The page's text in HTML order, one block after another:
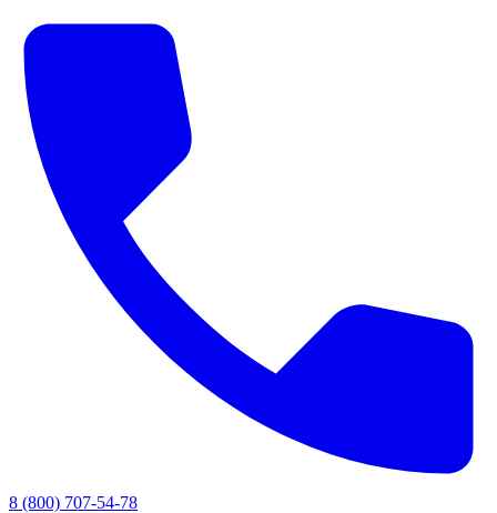
8 (800) 707-54-78